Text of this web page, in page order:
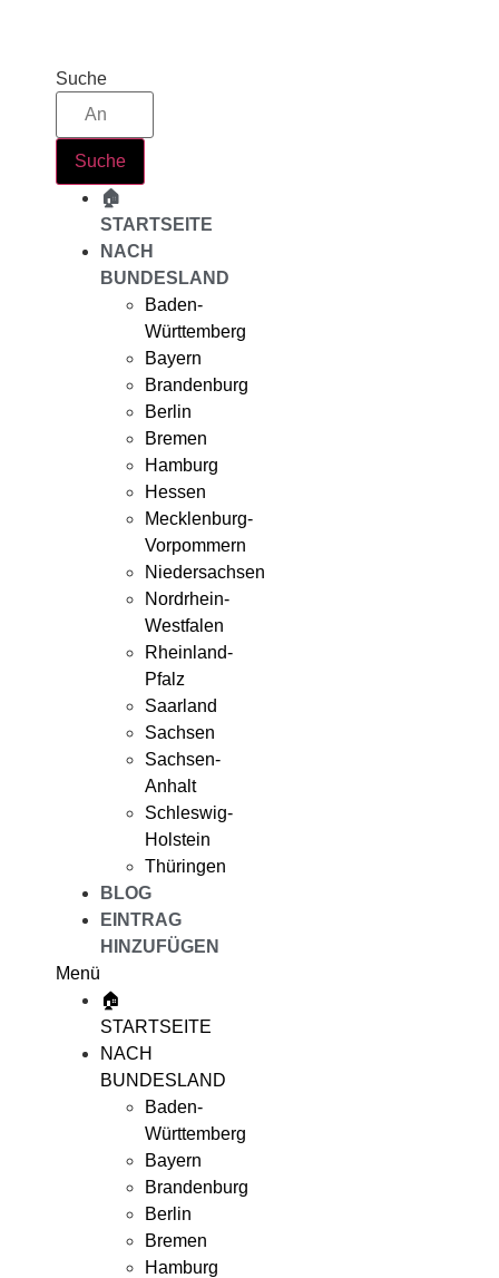
Suche
Suche
🏠
STARTSEITE
NACH
BUNDESLAND
Baden-
Württemberg
Bayern
Brandenburg
Berlin
Bremen
Hamburg
Hessen
Mecklenburg-
Vorpommern
Niedersachsen
Nordrhein-
Westfalen
Rheinland-
Pfalz
Saarland
Sachsen
Sachsen-
Anhalt
Schleswig-
Holstein
Thüringen
BLOG
EINTRAG
HINZUFÜGEN
Menü
🏠
STARTSEITE
NACH
BUNDESLAND
Baden-
Württemberg
Bayern
Brandenburg
Berlin
Bremen
Hamburg